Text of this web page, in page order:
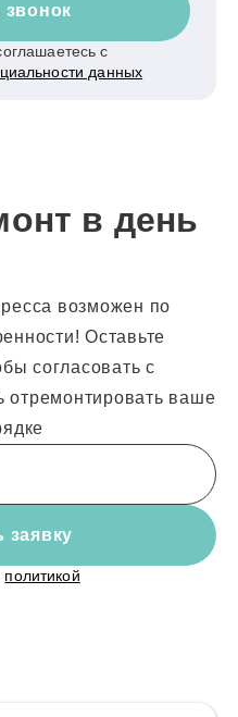
звонок
с
данных
в день
возможен по
Оставьте
согласовать с
отремонтировать ваше
заявку
политикой